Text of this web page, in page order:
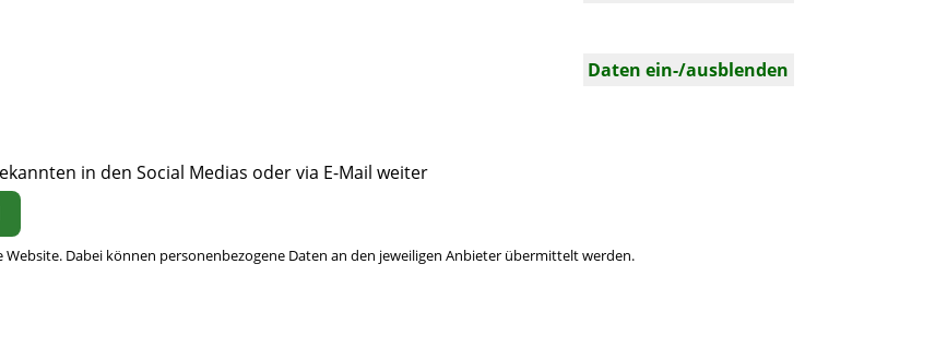
Daten ein-/ausblenden
in den Social Medias oder via E-Mail weiter
Website. Dabei können personenbezogene Daten an den jeweiligen Anbieter übermittelt werden.